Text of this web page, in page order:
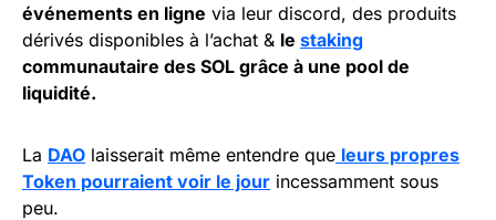
événements en ligne via leur discord, des produits
dérivés disponibles à l’achat & le staking
communautaire des SOL grâce à une pool de
liquidité.
La DAO laisserait même entendre que leurs propres
Token pourraient voir le jour incessamment sous
peu.